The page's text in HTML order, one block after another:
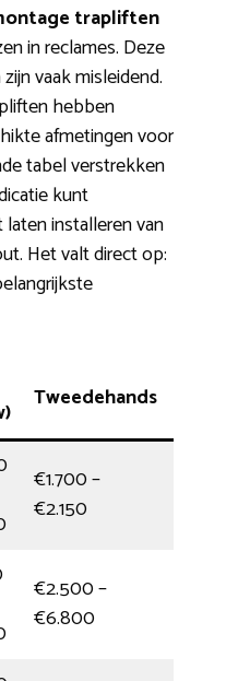
trapliften
in reclames. Deze
vaak misleidend.
hebben
afmetingen voor
tabel verstrekken
kunt
installeren van
Het valt direct op:
Tweedehands
€1.700 –
€2.150
€2.500 –
€6.800